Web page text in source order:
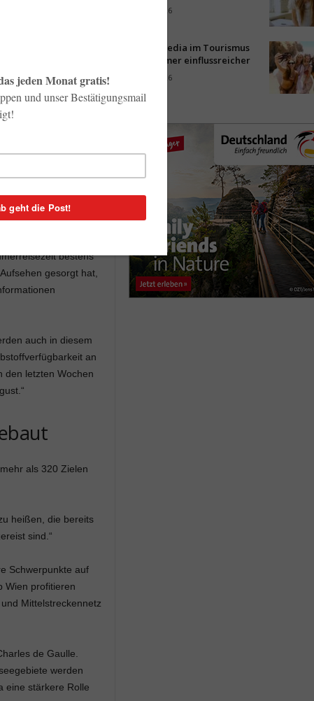
bestens
gesorgt hat,
auch in diesem
an
den letzten Wochen
als 320 Zielen
heißen, die bereits
sind.“
Schwerpunkte auf
Wien profitieren
Mittelstreckennetz
de Gaulle.
werden
eine stärkere Rolle
31. Juli 2026
Social Media im Tourismus
wird immer einflussreicher
30. Juli 2026